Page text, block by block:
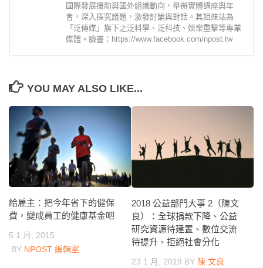
國際發展援助與國外組織動向，舉辦實體講座與年
會，深入探究議題，激發討論與對話。其姐妹站為
「泛傳媒」旗下之泛科學、泛科技、娛樂重擊等專業
媒體。臉書：https://www.facebook.com/npost.tw
YOU MAY ALSO LIKE...
給雇主：把今年省下的健保
費，變成員工的健康基金吧
5 1 月, 2015
BY NPOST 編輯室
2018 公益部門大事 2（陳文
良）：全球捐款下降、公益
研究資源待建置、數位交流
待提升、拒絕社會分化
23 1 月, 2019 BY 陳 文良